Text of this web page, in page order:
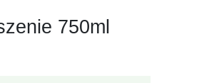
750ml